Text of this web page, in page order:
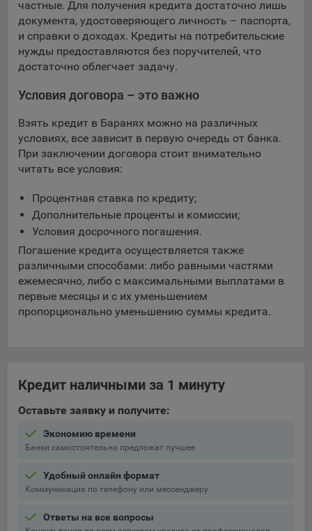
частные. Для получения кредита достаточно лишь
документа, удостоверяющего личность – паспорта,
и справки о доходах. Кредиты на потребительские
нужды предоставляются без поручителей, что
достаточно облегчает задачу.
Условия договора – это важно
Взять кредит в Баранях можно на различных
условиях, все зависит в первую очередь от банка.
При заключении договора стоит внимательно
читать все условия:
Процентная ставка по кредиту;
Дополнительные проценты и комиссии;
Условия досрочного погашения.
Погашение кредита осуществляется также
различными способами: либо равными частями
ежемесячно, либо с максимальными выплатами в
первые месяцы и с их уменьшением
пропорционально уменьшению суммы кредита.
Кредит наличными за 1 минуту
Оставьте заявку и получите:
Экономию времени
Банки самостоятельно предложат лучшее
Удобный онлайн формат
Коммуникация по телефону или мессенджеру
Ответы на все вопросы